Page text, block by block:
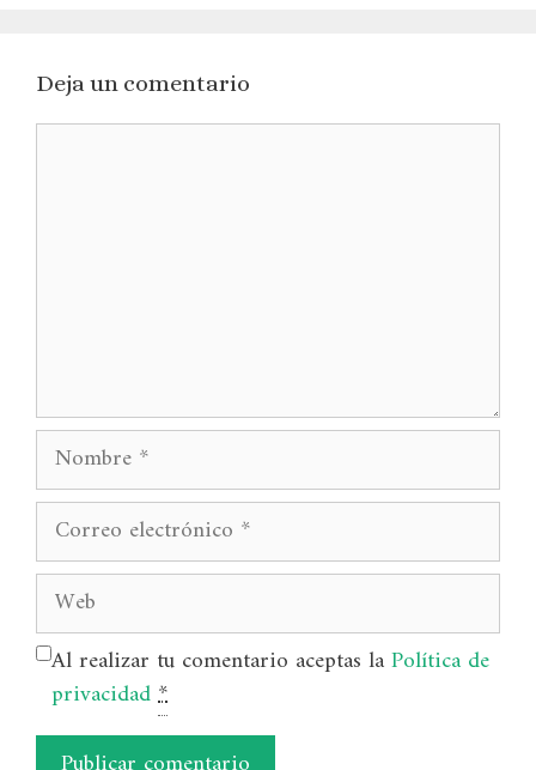
Deja un comentario
Nombre
Correo
electrónico
Web
Al realizar tu comentario aceptas laPolítica de
privacidad*